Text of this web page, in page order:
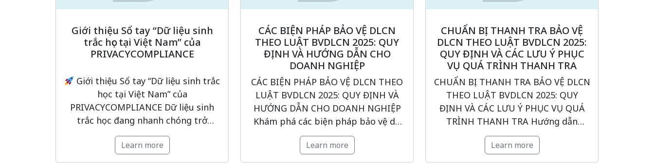
Giới thiệu Sổ tay “Dữ liệu sinh
trắc học tại Việt Nam” của
PRIVACYCOMPLIANCE
Giới thiệu Sổ tay “Dữ liệu sinh trắc
học tại Việt Nam” của
PRIVACYCOMPLIANCE Dữ liệu sinh
trắc học đang nhanh chóng trở
thành nền tảng của các hệ thống xác
minh danh tính, xác thực và giám
sát, đồng thời hiện được phân loại là
Learn more
CÁC BIỆN PHÁP BẢO VỆ DLCN
THEO LUẬT BVDLCN 2025: QUY
ĐỊNH VÀ HƯỚNG DẪN CHO
DOANH NGHIỆP
CÁC BIỆN PHÁP BẢO VỆ DLCN THEO
LUẬT BVDLCN 2025: QUY ĐỊNH VÀ
HƯỚNG DẪN CHO DOANH NGHIỆP
Khám phá các biện pháp bảo vệ dữ
liệu cá nhân (DLCN) theo Luật Bảo vệ
dữ liệu cá nhân 2025 (Luật BVDLCN
2025): yêu cầu pháp lý, giải pháp kỹ
Learn more
CHUẨN BỊ THANH TRA BẢO VỆ
DLCN THEO LUẬT BVDLCN 2025:
QUY ĐỊNH VÀ CÁC LƯU Ý PHỤC
VỤ QUÁ TRÌNH THANH TRA
CHUẨN BỊ THANH TRA BẢO VỆ DLCN
THEO LUẬT BVDLCN 2025: QUY
ĐỊNH VÀ CÁC LƯU Ý PHỤC VỤ QUÁ
TRÌNH THANH TRA Hướng dẫn
chuẩn bị thanh tra bảo vệ dữ liệu cá
nhân (DLCN) theo Luật Bảo vệ dữ liệu
cá nhân 2025 (Luật BVDLCN 2025):
Learn more